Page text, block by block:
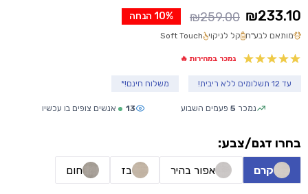
בחרו דגם/צבע:
קרם אפור בהיר בז חום
10% הנחה ₪259.00 המחיר
המקורי
היה:
₪259.00.
₪233.10
המחיר
הנוכחי
הוא:
₪233.10.
מותאם לבע"ח קל לניקוי Soft Touch
נמכר במהירות 🔥
עד 12 תשלומים ללא ריבית! משלוח חינם!*
נמכר 5 פעמים השבוע 13 אנשים צופים בו עכשיו